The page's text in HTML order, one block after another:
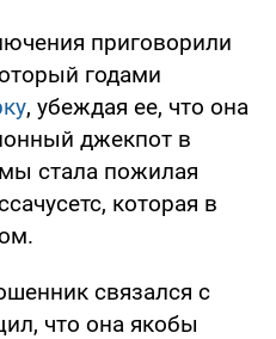
приговорили
годами
, убеждая ее, что она
джекпот в
стала пожилая
которая в
связался с
что она якобы